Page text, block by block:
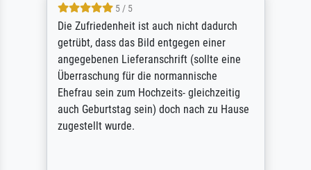
5 / 5
Die Zufriedenheit ist auch nicht dadurch
getrübt, dass das Bild entgegen einer
angegebenen Lieferanschrift (sollte eine
Überraschung für die normannische
Ehefrau sein zum Hochzeits- gleichzeitig
auch Geburtstag sein) doch nach zu Hause
zugestellt wurde.